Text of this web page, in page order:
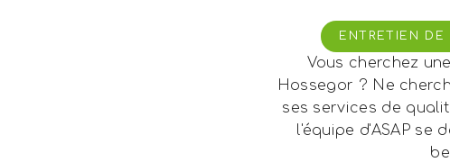
ENTRETIEN DE
Vous cherchez
Hossegor ? Ne
ses services de
l'équipe d'ASAP se